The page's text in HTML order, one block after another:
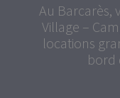
Au Barcarès,
Village –
locations
bord